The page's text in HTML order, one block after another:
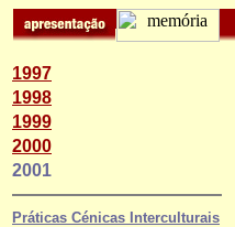
1997
1998
1999
2000
2001
Práticas Cénicas Interculturais